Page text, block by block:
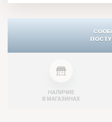
НАЛИЧИЕ
В МАГАЗИНАХ